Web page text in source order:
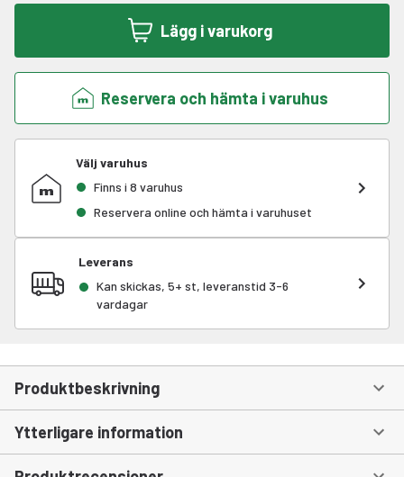
Lägg i varukorg
Reservera och hämta i varuhus
Välj varuhus
Finns i 8 varuhus
Reservera online och hämta i varuhuset
Leverans
Kan skickas, 5+ st, leveranstid 3-6
vardagar
Produktbeskrivning
Ytterligare information